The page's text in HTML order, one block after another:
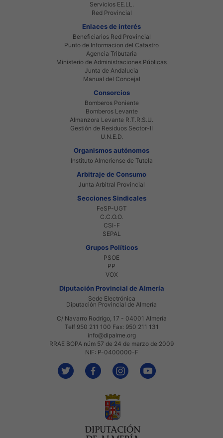
Servicios EE.LL.
Red Provincial
Enlaces de interés
Beneficiarios Red Provincial
Punto de Informacion del Catastro
Agencia Tributaria
Ministerio de Administraciones Públicas
Junta de Andalucia
Manual del Concejal
Consorcios
Bomberos Poniente
Bomberos Levante
Almanzora Levante R.T.R.S.U.
Gestión de Residuos Sector-II
U.N.E.D.
Organismos autónomos
Instituto Almeriense de Tutela
Arbitraje de Consumo
Junta Arbitral Provincial
Secciones Sindicales
FeSP-UGT
C.C.O.O.
CSI-F
SEPAL
Grupos Políticos
PSOE
PP
VOX
Diputación Provincial de Almería
Sede Electrónica
Diputación Provincial de Almería
C/ Navarro Rodrigo, 17 - 04001 Almería
Telf 950 211 100 Fax: 950 211 131
info@dipalme.org
RRAE BOPA núm 57 de 24 de marzo de 2009
NIF: P-0400000-F